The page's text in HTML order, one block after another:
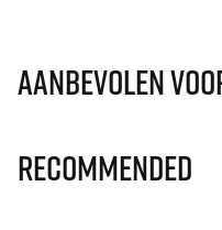
Aanbevolen
Recommended